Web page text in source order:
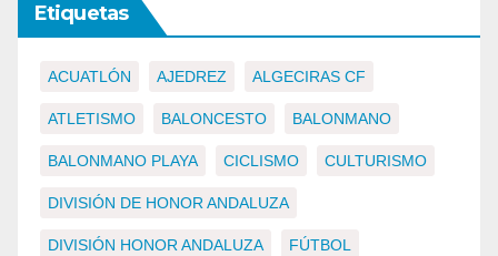
Etiquetas
ACUATLÓN AJEDREZ ALGECIRAS CF
ATLETISMO BALONCESTO BALONMANO
BALONMANO PLAYA CICLISMO CULTURISMO
DIVISIÓN DE HONOR ANDALUZA
DIVISIÓN HONOR ANDALUZA FÚTBOL